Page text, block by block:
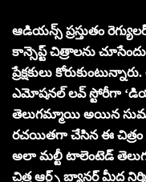
ఆడియన్స్ ప్రస్తుతం
కాన్సెప్ట్ చిత్రాలను
ప్రేక్షకులు
ఎమోషనల్ లవ్ స్టోరీగా
తెలుగమ్మాయి అయిన
రచయితగా చేసిన ఈ చిత్రం
అలా మల్టీ టాలెంటెడ్‌
చిత్ర ఆర్ట్స్ బ్యానర్ మీద